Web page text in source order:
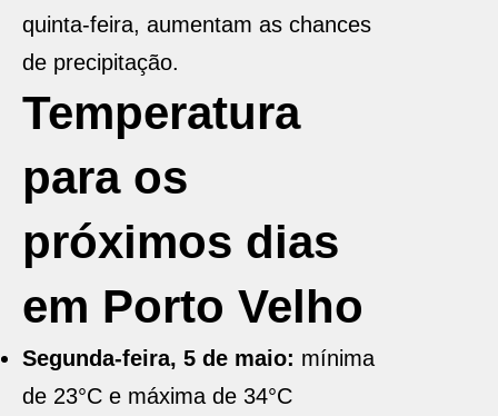
quinta-feira, aumentam as chances
de precipitação.
Temperatura
para os
próximos dias
em Porto Velho
Segunda-feira, 5 de maio: mínima
de 23°C e máxima de 34°C